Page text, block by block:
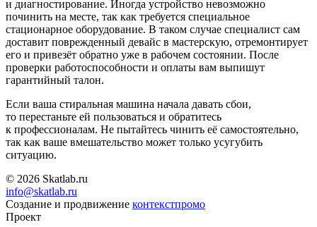
и диагностирование. Иногда устройство невозможно
починить на месте, так как требуется специальное
стационарное оборудование. В таком случае специалист сам
доставит поврежденный девайс в мастерскую, отремонтирует
его и привезёт обратно уже в рабочем состоянии. После
проверки работоспособности и оплаты вам выпишут
гарантийный талон.
Если ваша стиральная машина начала давать сбои,
то перестаньте ей пользоваться и обратитесь
к профессионалам. Не пытайтесь чинить её самостоятельно,
так как ваше вмешательство может только усугубить
ситуацию.
© 2026 Skatlab.ru
info@skatlab.ru
Создание и продвижение контекстпромо
Проект